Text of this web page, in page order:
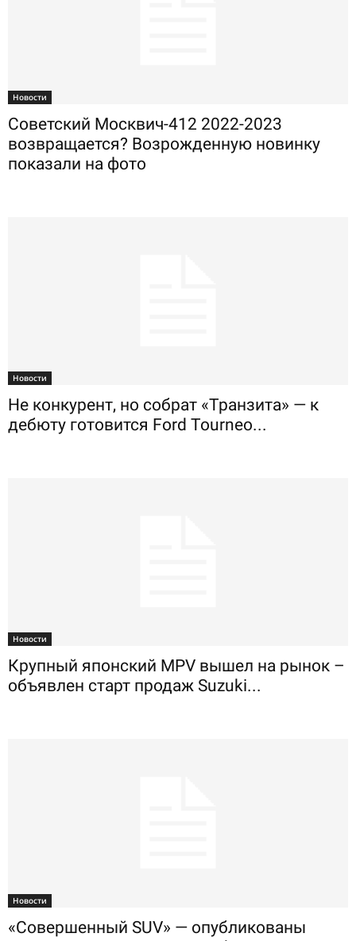
Новости
Советский Москвич-412 2022-2023
возвращается? Возрожденную новинку
показали на фото
Новости
Не конкурент, но собрат «Транзита» — к
дебюту готовится Ford Tourneo...
Новости
Крупный японский MPV вышел на рынок –
объявлен старт продаж Suzuki...
Новости
«Совершенный SUV» — опубликованы